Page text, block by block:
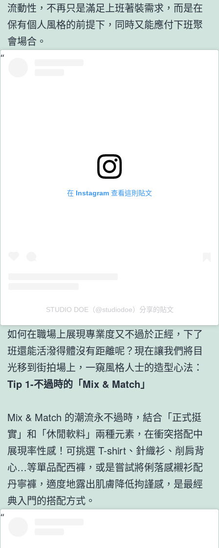
流動性，不再只是滿足上班著裝需求，而是在
保有個人風格的前提下，同時又能應付下班聚
會場合。
在 Instagram 查看這則貼文
STUDIO DOE（@studiodoe）分享的貼文
如何在職場上展現專業度又不過於正經，下了
班還能活潑得體沒有距離呢？現在讓我們將目
光移到街拍場上，一窺風格人士的造型心法：
Tip 1-不過時的「Mix & Match」
Mix & Match 的潮流永不過時，結合「正式挺
實」和「休閒軟料」兩種元素，在衝突搭配中
展現率性感！可挑選 T-shirt、針織衫、削肩背
心…等單品配西褲，或是嘗試將俐落感襯衫配
丹寧褲，適度地露出肌膚降低拘謹感，是最經
典入門的搭配方式。